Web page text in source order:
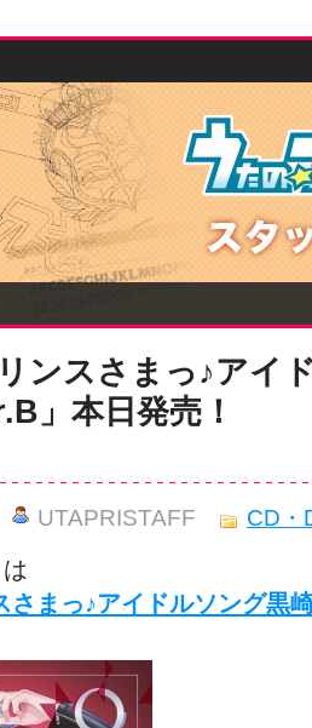
ンスさまっ♪アイ
」本日発売！
UTAPRISTAFF CD・
さまっ♪アイドルソング黒